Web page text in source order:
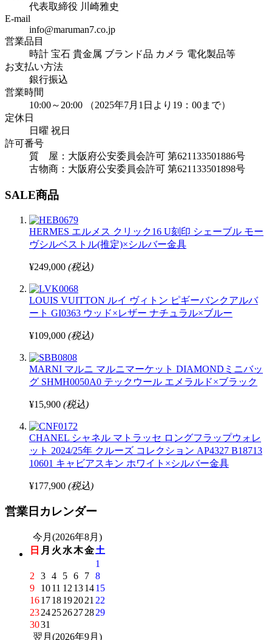
代表取締役 川崎雅史
E-mail
info@maruman7.co.jp
営業品目
時計 宝石 貴金属 ブランド品 カメラ 電化製品等
お支払い方法
銀行振込
営業時間
10:00～20:00 （2025年7月1日より19：00まで）
定休日
日曜 祝日
許可番号
質 屋：大阪府公安委員会許可 第621133501886号
古物商：大阪府公安委員会許可 第621133501898号
SALE商品
HERMES エルメス クリック16 U刻印 シェーブル モー
ヴシルベストル(推定)×シルバー金具
¥249,000 (税込)
LOUIS VUITTON ルイ ヴィトン ピギーバンクアルバ
ート GI0363 ウッド×レザー ナチュラル×ブルー
¥109,000 (税込)
MARNI マルニ マルニマーケット DIAMONDミニバッ
グ SHMH0050A0 テックウール エメラルド×ブラック
¥15,900 (税込)
CHANEL シャネル マトラッセ ロングフラップウォレ
ット 2024/25年 クルーズ コレクション AP4327 B18713
10601 キャビアスキン ホワイト×シルバー金具
¥177,900 (税込)
営業日カレンダー
今月(2026年8月)
日 月 火 水木金土
1
2
3 4 5 6 7 8
9
1011 12 131415
161718192021 22
23242526272829
3031
翌月(2026年9月)